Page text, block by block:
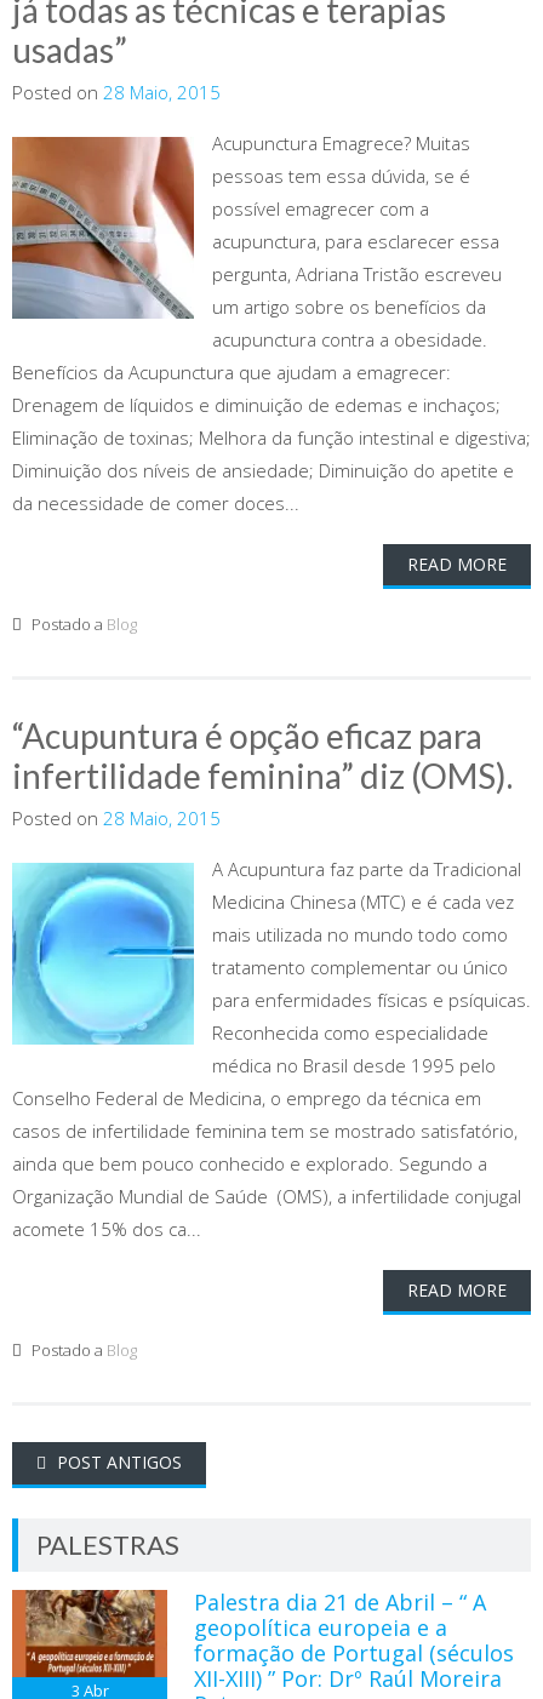
já todas as técnicas e terapias
usadas”
Posted on 28 Maio, 2015
Acupunctura Emagrece? Muitas
pessoas tem essa dúvida, se é
possível emagrecer com a
acupunctura, para esclarecer essa
pergunta, Adriana Tristão escreveu
um artigo sobre os benefícios da
acupunctura contra a obesidade.
Benefícios da Acupunctura que ajudam a emagrecer:
Drenagem de líquidos e diminuição de edemas e inchaços;
Eliminação de toxinas; Melhora da função intestinal e digestiva;
Diminuição dos níveis de ansiedade; Diminuição do apetite e
da necessidade de comer doces...
READ MORE
Postado a Blog
“Acupuntura é opção eficaz para
infertilidade feminina” diz (OMS).
Posted on 28 Maio, 2015
A Acupuntura faz parte da Tradicional
Medicina Chinesa (MTC) e é cada vez
mais utilizada no mundo todo como
tratamento complementar ou único
para enfermidades físicas e psíquicas.
Reconhecida como especialidade
médica no Brasil desde 1995 pelo
Conselho Federal de Medicina, o emprego da técnica em
casos de infertilidade feminina tem se mostrado satisfatório,
ainda que bem pouco conhecido e explorado. Segundo a
Organização Mundial de Saúde (OMS), a infertilidade conjugal
acomete 15% dos ca...
READ MORE
Postado a Blog
Navegação
de
Posts
POST ANTIGOS
PALESTRAS
3 Abr
Palestra dia 21 de Abril – “ A
geopolítica europeia e a
formação de Portugal (séculos
XII-XIII) ” Por: Drº Raúl Moreira